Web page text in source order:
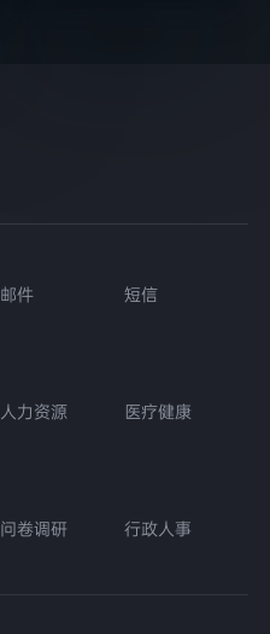
邮件
短信
人力资源
医疗健康
问卷调研
行政人事